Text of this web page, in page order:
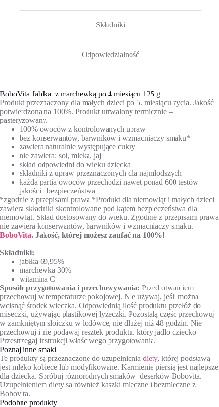
Składniki
Odpowiedzialność
BoboVita Jabłka z marchewką po 4 miesiącu 125 g
Produkt przeznaczony dla małych dzieci po 5. miesiącu życia. Jakość
potwierdzona na 100%. Produkt utrwalony termicznie –
pasteryzowany.
100% owoców z kontrolowanych upraw
bez konserwantów, barwników i wzmacniaczy smaku*
zawiera naturalnie występujące cukry
nie zawiera: soi, mleka, jaj
skład odpowiedni do wieku dziecka
składniki z upraw przeznaczonych dla najmłodszych
każda partia owoców przechodzi nawet ponad 600 testów
jakości i bezpieczeństwa
*zgodnie z przepisami prawa *Produkt dla niemowląt i małych dzieci
zawiera składniki skontrolowane pod kątem bezpieczeństwa dla
niemowląt. Skład dostosowany do wieku. Zgodnie z przepisami prawa
nie zawiera konserwantów, barwników i wzmacniaczy smaku.
BoboVita. Jakość, której możesz zaufać na 100%!
Składniki:
jabłka 69,95%
marchewka 30%
witamina C
Sposób przygotowania i przechowywania: Przed otwarciem
przechowuj w temperaturze pokojowej. Nie używaj, jeśli można
wcisnąć środek wieczka. Odpowiednią ilość produktu przełóż do
miseczki, używając plastikowej łyżeczki. Pozostałą część przechowuj
w zamkniętym słoiczku w lodówce, nie dłużej niż 48 godzin. Nie
przechowuj i nie podawaj resztek produktu, który jadło dziecko.
Przestrzegaj instrukcji właściwego przygotowania.
Poznaj inne smaki
Te produkty są przeznaczone do uzupełnienia diety, której podstawą
jest mleko kobiece lub modyfikowane. Karmienie piersią jest najlepsze
dla dziecka. Spróbuj róznorodnych smaków deserków Bobovita.
Uzupełnieniem diety sa również kaszki mleczne i bezmleczne z
Bobovita.
Podobne produkty